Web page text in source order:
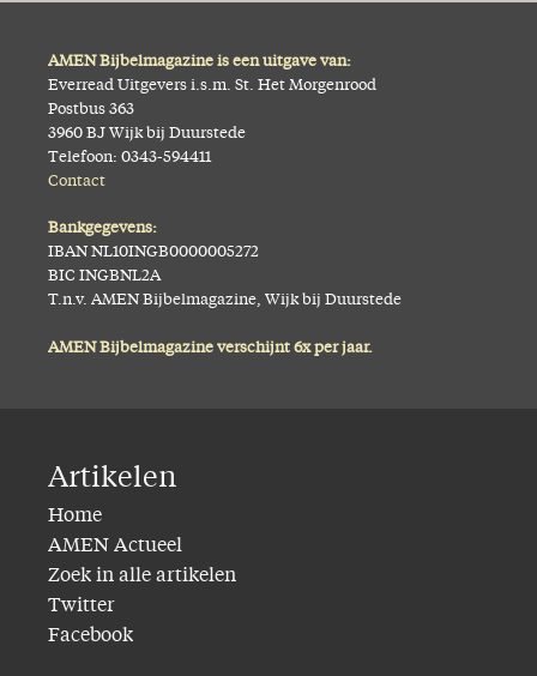
AMEN Bijbelmagazine is een uitgave van:
Everread Uitgevers i.s.m. St. Het Morgenrood
Postbus 363
3960 BJ Wijk bij Duurstede
Telefoon: 0343-594411
Contact
Bankgegevens:
IBAN NL10INGB0000005272
BIC INGBNL2A
T.n.v. AMEN Bijbelmagazine, Wijk bij Duurstede
AMEN Bijbelmagazine verschijnt 6x per jaar.
Artikelen
Home
AMEN Actueel
Zoek in alle artikelen
Twitter
Facebook